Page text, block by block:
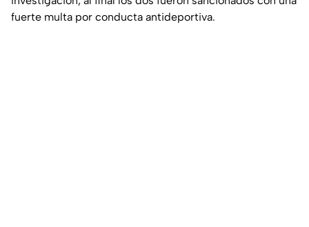
fuerte multa por conducta antideportiva.